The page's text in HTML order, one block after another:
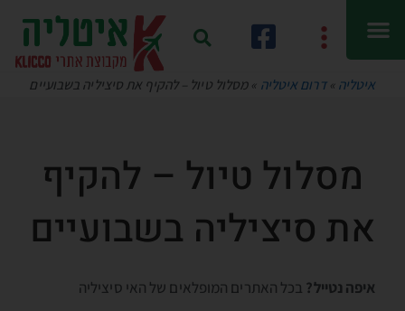
איטליה »דרום איטליה »מסלול טיול – להקיף את סיציליה בשבועיים
מסלול טיול – להקיף
את סיציליה בשבועיים
איפה נטייל? בכל האתרים המופלאים של האי סיציליה